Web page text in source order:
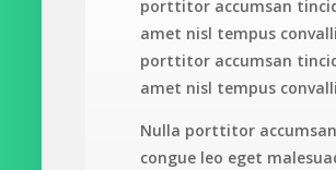
porttitor accumsan
amet nisl tempus
porttitor accumsan
amet nisl tempus
Nulla porttitor
congue leo eget